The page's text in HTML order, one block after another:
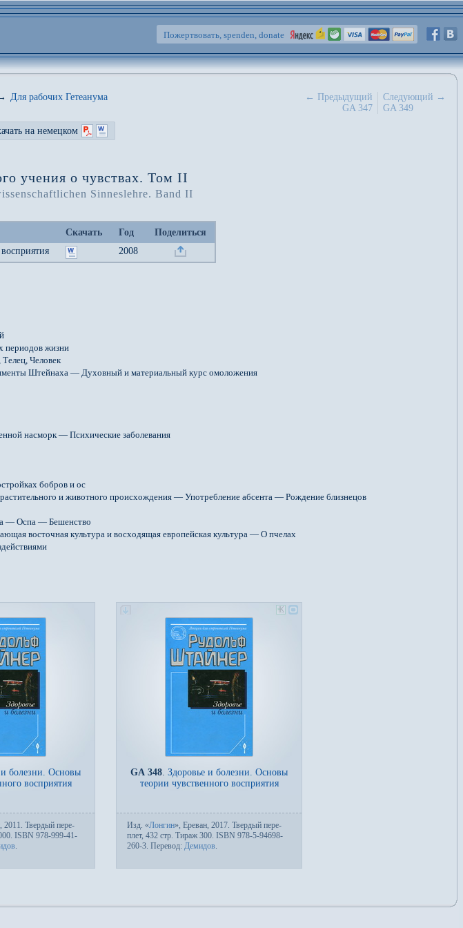
Пожертвовать, spenden, donate
← Предыдущий
GA 347
Следующий →
GA 349
Для рабочих Гетеанума
на немецком
учения о чувствах. Том II
Sinneslehre. Band II
Скачать Год
Поделиться
2008
периодов жизни
Человек
Штейнаха — Духовный и материальный курс омоложения
насморк — Психические заболевания
бобров и ос
и животного происхождения — Употребление абсента — Рождение близнецов
— Оспа — Бешенство
восточная культура и восходящая европейская культура — О пчелах
и болезни. Основы
восприятия
2011. Твер­дый пе­ре­
ISBN 978-999-41-
.
GA 348 Здоровье и болезни. Основы
теории чувственного восприятия
Изд. «Лонгин», Ереван, 2017. Твер­дый пе­ре­
плет, 432 стр. Тираж 300. ISBN 978-5-94698-
260-3. Пере­вод: Демидов.